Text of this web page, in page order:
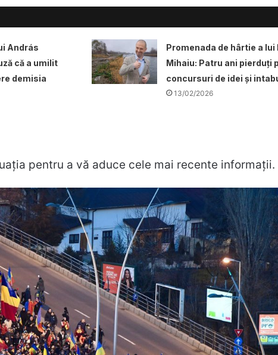
András
că a umilit
demisia
Promenada de hârtie a lui
Mihaiu: Patru ani pierduți
concursuri de idei și
13/02/2026
pentru a vă aduce cele mai recente informații.